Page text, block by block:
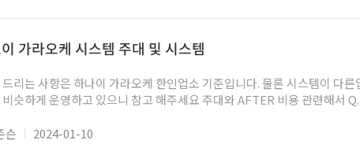
근차근 설명해 드리도록 하겠습니다. 처음 베트남 하노이에 오시는 분들
원 분들을 포함해 현재 하노이 관광 중에 하노이 밤문화에 대해 궁금한 분
가라오케 시스템 주대 및 시스템
리는 사항은 하나이 가라오케 한인업소 기준입니다. 물론 시스템이 다
있으니 참고 해주세요 주대와 AFTER 비용 관련해서 Q.1 주대비용과 종류는? 보통
부분은 1인당 정액 요금제로 운영합니다. 2인이상 인당 얼마 뭐 이런식이
슨 2024-01-10